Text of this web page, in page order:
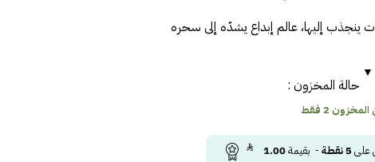
إليها، عالم إبداع يشدّه إلى سحره
حالة المخزون :
2 فقط
على 5نقطة- بقيمة1.00